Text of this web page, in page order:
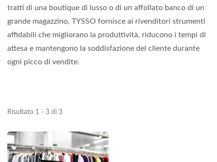
tratti di una boutique di lusso o di un affollato banco di un
grande magazzino, TYSSO fornisce ai rivenditori strumenti
affidabili che migliorano la produttività, riducono i tempi di
attesa e mantengono la soddisfazione del cliente durante
ogni picco di vendite.
Risultato 1 - 3 di 3